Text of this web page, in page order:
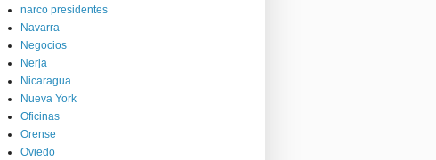
narco presidentes
Navarra
Negocios
Nerja
Nicaragua
Nueva York
Oficinas
Orense
Oviedo